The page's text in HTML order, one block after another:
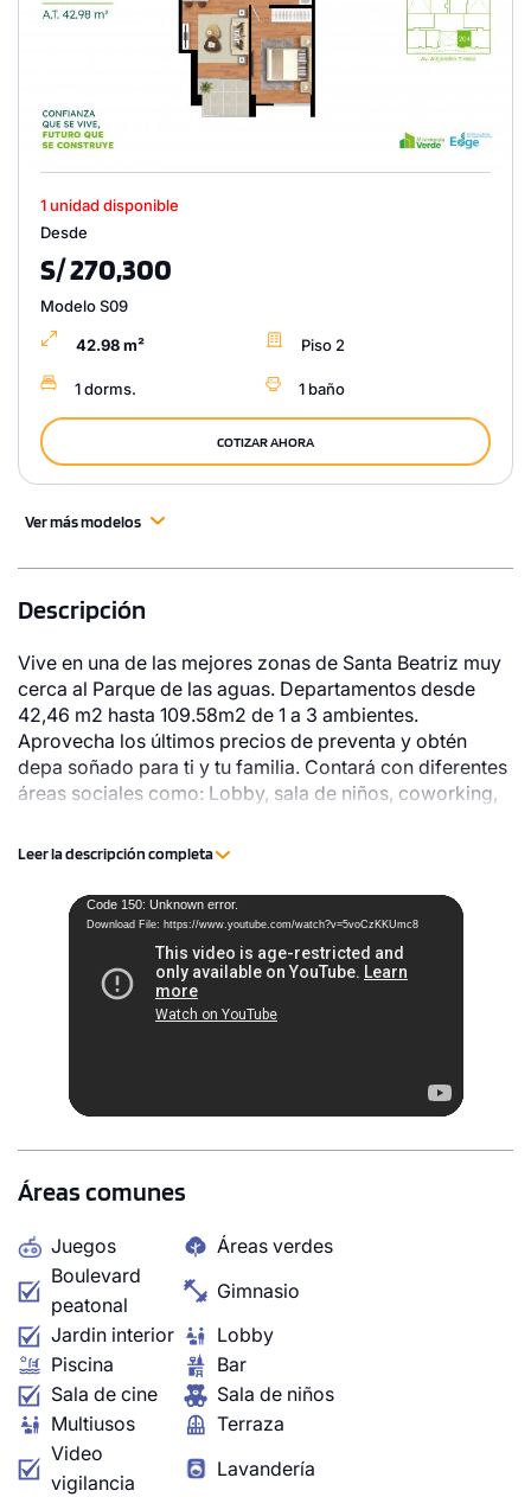
1 unidad disponible
Desde
S/ 270,300
Modelo S09
42.98 m² Piso 2
1 dorms. 1 baño
COTIZAR AHORA
Ver más modelos
Descripción
Vive en una de las mejores zonas de Santa Beatriz muy
cerca al Parque de las aguas. Departamentos desde
42,46 m2 hasta 109.58m2 de 1 a 3 ambientes.
Aprovecha los últimos precios de preventa y obtén
depa soñado para ti y tu familia. Contará con diferentes
áreas sociales como: Lobby, sala de niños, coworking,
juegos, Pet Spa, Gimnasio, Sala de cine y Piscina.
Leer la descripción completa
Video
Player
Code 150: Unknown error.
Download File: https://www.youtube.com/watch?v=5voCzKKUmc8
Áreas comunes
Juegos
Áreas verdes
Boulevard
peatonal
Gimnasio
Jardin interior
Lobby
Piscina
Bar
Sala de cine
Sala de niños
Multiusos
Terraza
Video
vigilancia
Lavandería